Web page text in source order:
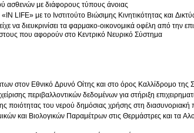
ασθενών με διάφορους τύπους άνοιας
LIFE» με το Ινστιτούτο Βιώσιμης Κινητικότητας και
να διευκρινίσει τα φαρμακο-οικονομικά οφέλη από την
που αφορούν στο Κεντρικό Νευρικό Σύστημα
στον Εθνικό Δρυνό Οίτης και στο όρος Καλλίδρομο της
περιβαλλοντικών δεδομένων για στήριξη
ποιότητας του νερού δημόσιας χρήσης στη διασυνοριακή
και Βιολογικών Παραμέτρων στις Θερμάστρες και τα